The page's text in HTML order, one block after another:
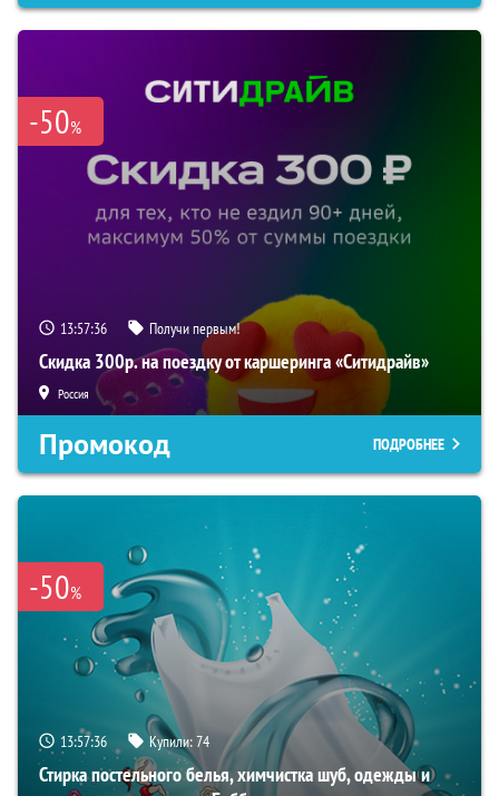
-50%
13:57:35 Получи первым!
Скидка 300р. на поездку от каршеринга «Ситидрайв»
Россия
Промокод ПОДРОБНЕЕ
-50%
13:57:35 Купили:74
Стирка постельного белья, химчистка шуб, одежды и